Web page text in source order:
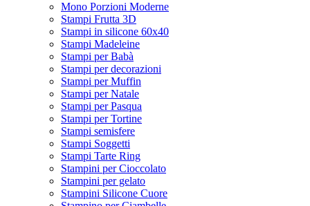
Mono Porzioni Moderne
Stampi Frutta 3D
Stampi in silicone 60x40
Stampi Madeleine
Stampi per Babà
Stampi per decorazioni
Stampi per Muffin
Stampi per Natale
Stampi per Pasqua
Stampi per Tortine
Stampi semisfere
Stampi Soggetti
Stampi Tarte Ring
Stampini per Cioccolato
Stampini per gelato
Stampini Silicone Cuore